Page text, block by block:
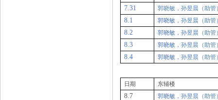
7.31 郭晓敏，孙昱晨（助管
8.1 郭晓敏， 孙昱晨（助管
8.2 郭晓敏， 孙昱晨（助管
8.3 郭晓敏， 孙昱晨（助管
8.4 郭晓敏， 孙昱晨（助管
日期 东辅楼
8.7 郭晓敏， 孙昱晨（助管